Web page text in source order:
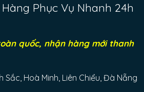
Phục Vụ Nhanh 24h
quốc, nhận hàng mới thanh
Sắc, Hoà Minh, Liên Chiểu, Đà Nẵng